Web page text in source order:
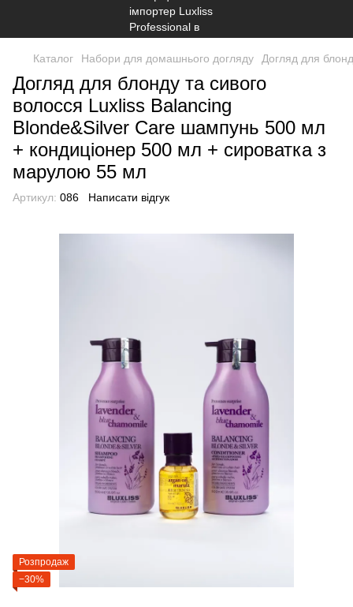
Каталог Набори для домашнього догляду Догляд для
Догляд для блонду та сивого
волосся Luxliss Balancing
Blonde&Silver Care шампунь 500 мл
+ кондиціонер 500 мл + сироватка з
марулою 55 мл
Артикул: 086 Написати відгук
Розпродаж
−30%